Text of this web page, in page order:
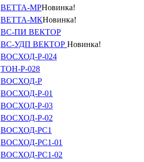
ВЕТТА-МРНовинка!
ВЕТТА-МКНовинка!
ВС-ПИ ВЕКТОР
ВС-УДП ВЕКТОР Новинка!
ВОСХОД-Р-024
ТОН-Р-028
ВОСХОД-Р
ВОСХОД-Р-01
ВОСХОД-Р-03
ВОСХОД-Р-02
ВОСХОД-РС1
ВОСХОД-РС1-01
ВОСХОД-РС1-02